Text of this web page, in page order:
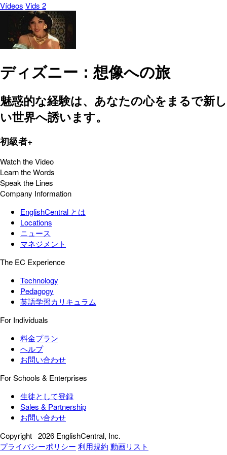
Vídeos Vids 2
ディズニー：想像への旅
魅惑的な経験は、あなたの心をまるで新し
い世界へ誘います。
初級者+
Watch the Video
Learn the Words
Speak the Lines
Company Information
EnglishCentral とは
Locations
ニュース
マネジメント
The EC Experience
Technology
Pedagogy
英語学習カリキュラム
For Individuals
料金プラン
ヘルプ
お問い合わせ
For Schools & Enterprises
生徒として登録
Sales & Partnership
お問い合わせ
Copyright 2026 EnglishCentral, Inc.
プライバシーポリシー 利用規約 動画リスト